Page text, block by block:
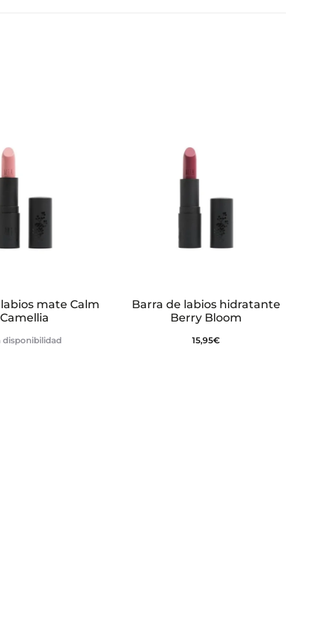
mate Calm
Camellia
disponibilidad
Barra de labios hidratante
Berry Bloom
15,95€